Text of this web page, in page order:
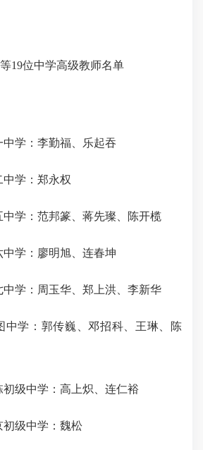
19位中学高级教师名单
中学：李勤福、乐起吞
中学：郑永权
中学：范邦篆、蒋先璨、陈开榄
中学：廖明旭、连春坤
中学：周玉华、郑上洪、李新华
中学：郭传巍、邓招科、王琳、陈
初级中学：高上炽、连仁裕
初级中学：魏松